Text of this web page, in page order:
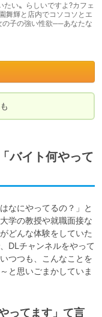
たい〟らしいですよ?カフェ
舞輝と店内でコソコソとエ
の子の強い性欲──あなたな
バイト何やって
なにやってるの？」と
学の教授や就職面接な
どんな体験をしていた
DLチャンネルをやって
つつも、こんなことを
と思いごまかしていま
ってます」て言